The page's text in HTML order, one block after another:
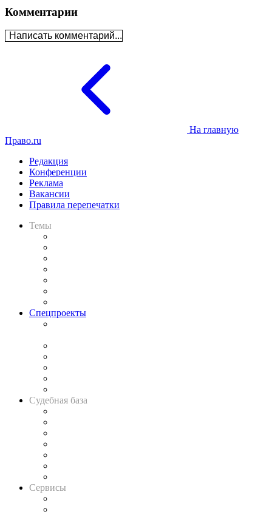
Комментарии
Написать комментарий...
На главную
Право.ru
Редакция
Конференции
Реклама
Вакансии
Правила перепечатки
Темы
Спецпроекты
Судебная база
Сервисы